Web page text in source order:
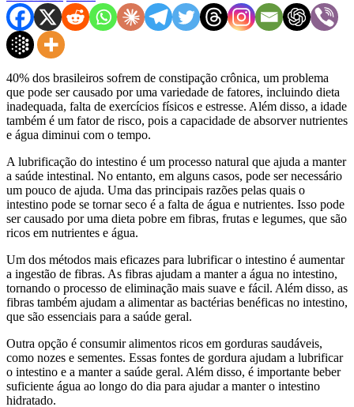
40% dos brasileiros sofrem de constipação crônica, um problema
que pode ser causado por uma variedade de fatores, incluindo dieta
inadequada, falta de exercícios físicos e estresse. Além disso, a idade
também é um fator de risco, pois a capacidade de absorver nutrientes
e água diminui com o tempo.
A lubrificação do intestino é um processo natural que ajuda a manter
a saúde intestinal. No entanto, em alguns casos, pode ser necessário
um pouco de ajuda. Uma das principais razões pelas quais o
intestino pode se tornar seco é a falta de água e nutrientes. Isso pode
ser causado por uma dieta pobre em fibras, frutas e legumes, que são
ricos em nutrientes e água.
Um dos métodos mais eficazes para lubrificar o intestino é aumentar
a ingestão de fibras. As fibras ajudam a manter a água no intestino,
tornando o processo de eliminação mais suave e fácil. Além disso, as
fibras também ajudam a alimentar as bactérias benéficas no intestino,
que são essenciais para a saúde geral.
Outra opção é consumir alimentos ricos em gorduras saudáveis,
como nozes e sementes. Essas fontes de gordura ajudam a lubrificar
o intestino e a manter a saúde geral. Além disso, é importante beber
suficiente água ao longo do dia para ajudar a manter o intestino
hidratado.